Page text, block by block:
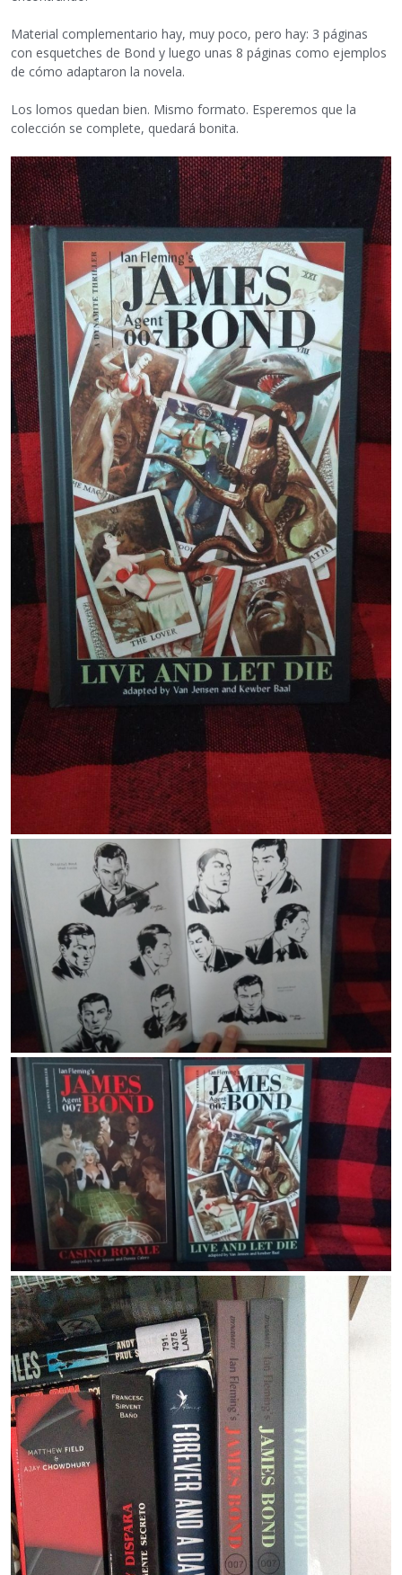
Material complementario hay, muy poco, pero hay: 3 páginas
con esquetches de Bond y luego unas 8 páginas como ejemplos
de cómo adaptaron la novela.
Los lomos quedan bien. Mismo formato. Esperemos que la
colección se complete, quedará bonita.